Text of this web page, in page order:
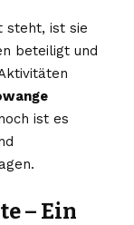
steht, ist sie
beteiligt und
ist es
– Ein